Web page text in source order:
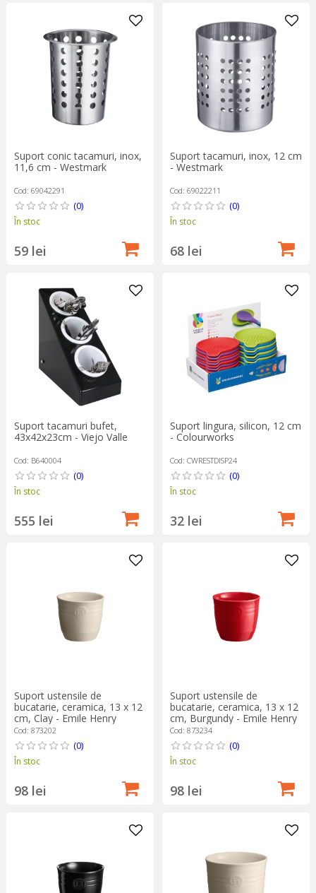
Suport conic tacamuri, inox,
11,6 cm - Westmark
Cod: 69042291
(0)
În stoc
59 lei
Suport tacamuri, inox, 12 cm
- Westmark
Cod: 69022211
(0)
În stoc
68 lei
Suport tacamuri bufet,
43x42x23cm - Viejo Valle
Cod: B640004
(0)
În stoc
555 lei
Suport lingura, silicon, 12 cm
- Colourworks
Cod: CWRESTDISP24
(0)
În stoc
32 lei
Suport ustensile de
bucatarie, ceramica, 13 x 12
cm, Clay - Emile Henry
Cod: 873202
(0)
În stoc
98 lei
Suport ustensile de
bucatarie, ceramica, 13 x 12
cm, Burgundy - Emile Henry
Cod: 873234
(0)
În stoc
98 lei